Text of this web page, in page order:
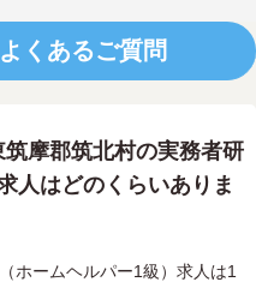
くあるご質問
摩郡筑北村の実務者研
人はどのくらいありま
ホームヘルパー1級）求人は1